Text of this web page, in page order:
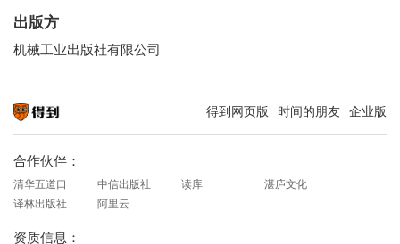
出版方
机械工业出版社有限公司
得到网页版 时间的朋友 企业版
合作伙伴：
清华五道口 中信出版社 读库
湛庐文化
译林出版社
阿里云
资质信息：